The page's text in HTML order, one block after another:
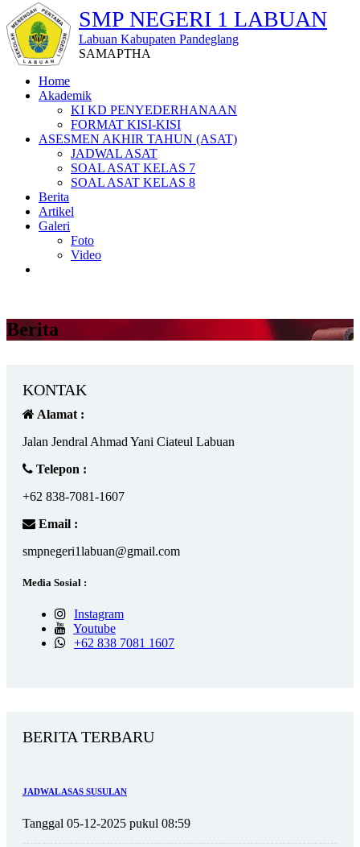
SMP NEGERI 1 LABUAN
Labuan Kabupaten Pandeglang
SAMAPTHA
Home
Akademik
KI KD PENYEDERHANAAN
FORMAT KISI-KISI
ASESMEN AKHIR TAHUN (ASAT)
JADWAL ASAT
SOAL ASAT KELAS 7
SOAL ASAT KELAS 8
Berita
Artikel
Galeri
Foto
Video
Berita
KONTAK
Alamat :
Jalan Jendral Ahmad Yani Ciateul Labuan
Telepon :
+62 838-7081-1607
Email :
smpnegeri1labuan@gmail.com
Media Sosial :
Instagram
Youtube
+62 838 7081 1607
BERITA TERBARU
JADWAL ASAS SUSULAN
Tanggal 05-12-2025 pukul 08:59